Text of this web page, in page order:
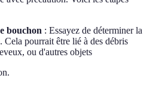
bouchon : Essayez de déterminer la
Cela pourrait être lié à des débris
ou d'autres objets